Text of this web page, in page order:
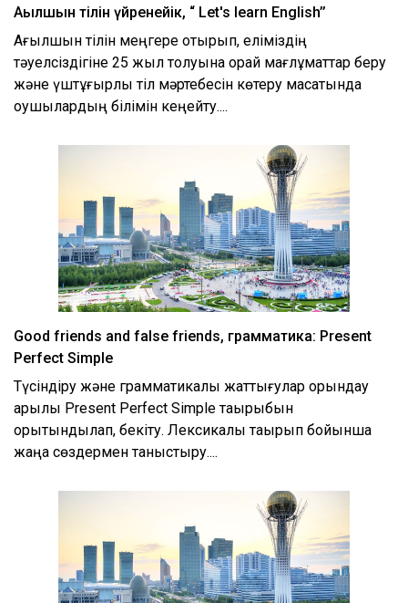
Aғылшын тілін үйренейік, “ Let's learn English’’
Ағылшын тілін меңгере отырып, еліміздің
тәуелсіздігіне 25 жыл толуына орай мағлұматтар беру
және үштұғырлы тіл мәртебесін көтеру мақсатында
оқушылардың білімін кеңейту....
Good friends and false friends, грамматика: Present
Perfect Simple
Түсіндіру және грамматикалық жаттығулар орындау
арқылы Present Perfect Simple тақырыбын
қорытындылап, бекіту. Лексикалық тақырып бойынша
жаңа сөздермен таныстыру....